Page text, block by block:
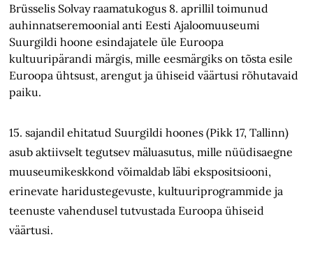
Brüsselis Solvay raamatukogus 8. aprillil toimunud
auhinnatseremoonial anti Eesti Ajaloomuuseumi
Suurgildi hoone esindajatele üle Euroopa
kultuuripärandi märgis, mille eesmärgiks on tõsta esile
Euroopa ühtsust, arengut ja ühiseid väärtusi rõhutavaid
paiku.
15. sajandil ehitatud Suurgildi hoones (Pikk 17, Tallinn)
asub aktiivselt tegutsev mäluasutus, mille nüüdisaegne
muuseumikeskkond võimaldab läbi ekspositsiooni,
erinevate haridustegevuste, kultuuriprogrammide ja
teenuste vahendusel tutvustada Euroopa ühiseid
väärtusi.